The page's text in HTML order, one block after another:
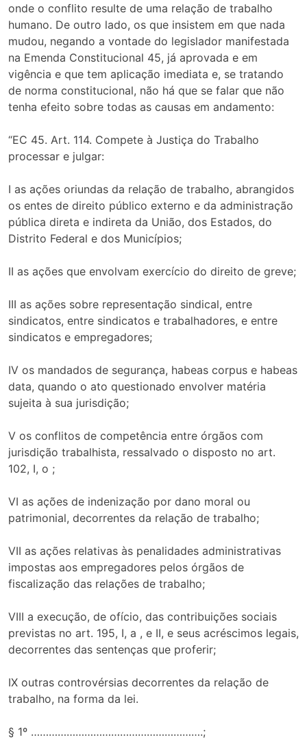
onde o conflito resulte de uma relação de trabalho
humano. De outro lado, os que insistem em que nada
mudou, negando a vontade do legislador manifestada
na Emenda Constitucional 45, já aprovada e em
vigência e que tem aplicação imediata e, se tratando
de norma constitucional, não há que se falar que não
tenha efeito sobre todas as causas em andamento:
“EC 45. Art. 114. Compete à Justiça do Trabalho
processar e julgar:
I as ações oriundas da relação de trabalho, abrangidos
os entes de direito público externo e da administração
pública direta e indireta da União, dos Estados, do
Distrito Federal e dos Municípios;
II as ações que envolvam exercício do direito de greve;
III as ações sobre representação sindical, entre
sindicatos, entre sindicatos e trabalhadores, e entre
sindicatos e empregadores;
IV os mandados de segurança, habeas corpus e habeas
data, quando o ato questionado envolver matéria
sujeita à sua jurisdição;
V os conflitos de competência entre órgãos com
jurisdição trabalhista, ressalvado o disposto no art.
102, I, o ;
VI as ações de indenização por dano moral ou
patrimonial, decorrentes da relação de trabalho;
VII as ações relativas às penalidades administrativas
impostas aos empregadores pelos órgãos de
fiscalização das relações de trabalho;
VIII a execução, de ofício, das contribuições sociais
previstas no art. 195, I, a , e II, e seus acréscimos legais,
decorrentes das sentenças que proferir;
IX outras controvérsias decorrentes da relação de
trabalho, na forma da lei.
§ 1º ………………………………………………….;